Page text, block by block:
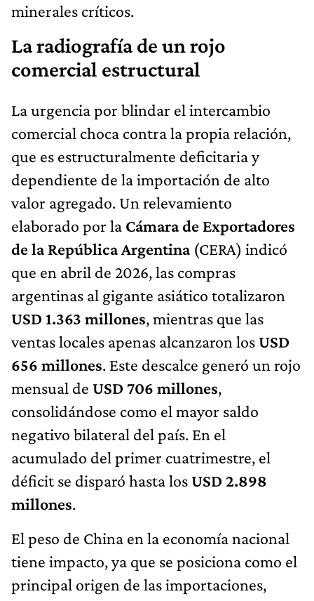
minerales críticos.
La radiografía de un rojo
comercial estructural
La urgencia por blindar el intercambio
comercial choca contra la propia relación,
que es estructuralmente deficitaria y
dependiente de la importación de alto
valor agregado. Un relevamiento
elaborado por la Cámara de Exportadores
de la República Argentina(CERA) indicó
que en abril de 2026, las compras
argentinas al gigante asiático totalizaron
USD 1.363 millones, mientras que las
ventas locales apenas alcanzaron losUSD
656 millones. Este descalce generó un rojo
mensual de USD 706 millones,
consolidándose como el mayor saldo
negativo bilateral del país. En el
acumulado del primer cuatrimestre, el
déficit se disparó hasta losUSD 2.898
millones.
El peso de China en la economía nacional
tiene impacto, ya que se posiciona como el
principal origen de las importaciones,